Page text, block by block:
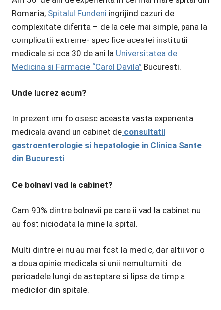
Romania, Spitalul Fundeni ingrijind cazuri de
complexitate diferita – de la cele mai simple, pana la
complicatii extreme- specifice acestei institutii
medicale si cca 30 de ani la Universitatea de
Medicina si Farmacie “Carol Davila” Bucuresti.
Unde lucrez acum?
In prezent imi folosesc aceasta vasta experienta
medicala avand un cabinet de consultatii
gastroenterologie si hepatologie in Clinica Sante
din Bucuresti
Ce bolnavi vad la cabinet?
Cam 90% dintre bolnavii pe care ii vad la cabinet nu
au fost niciodata la mine la spital.
Multi dintre ei nu au mai fost la medic, dar altii vor o
a doua opinie medicala si unii nemultumiti de
perioadele lungi de asteptare si lipsa de timp a
medicilor din spitale.